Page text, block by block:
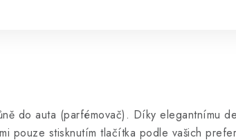
do auta (parfémovač). Díky elegantnímu
pouze stisknutím tlačítka podle vašich